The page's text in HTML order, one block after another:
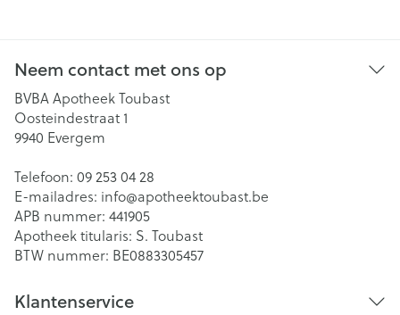
Neem contact met ons op
BVBA Apotheek Toubast
Oosteindestraat 1
9940 Evergem
Telefoon: 09 253 04 28
E-mailadres: info@apotheektoubast.be
APB nummer: 441905
Apotheek titularis: S. Toubast
BTW nummer: BE0883305457
Klantenservice